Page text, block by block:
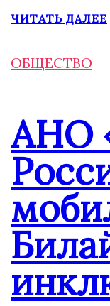
ЧИТАТЬ ДАЛЕЕ
ОБЩЕСТВО
АНО